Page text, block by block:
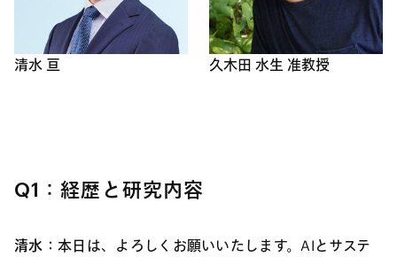
清水 亘 久木田 水生 准教授
Q1：経歴と研究内容
清水： 本日は、よろしくお願いいたします。AIとサステ